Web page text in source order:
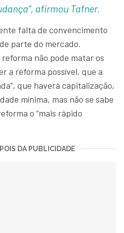
afirmou Tafner.
falta de convencimento
parte do mercado.
não pode matar os
a reforma possível, que a
que haverá capitalização,
mínima, mas não se sabe
o “mais rápido
DA PUBLICIDADE